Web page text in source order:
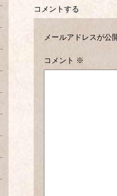
コメントする
メールアドレスが公
コメント ※